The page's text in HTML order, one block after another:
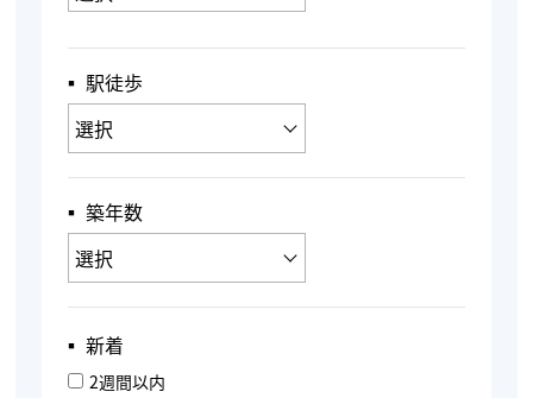
▪︎ 駅徒歩
▪︎ 築年数
▪︎ 新着
2週間以内